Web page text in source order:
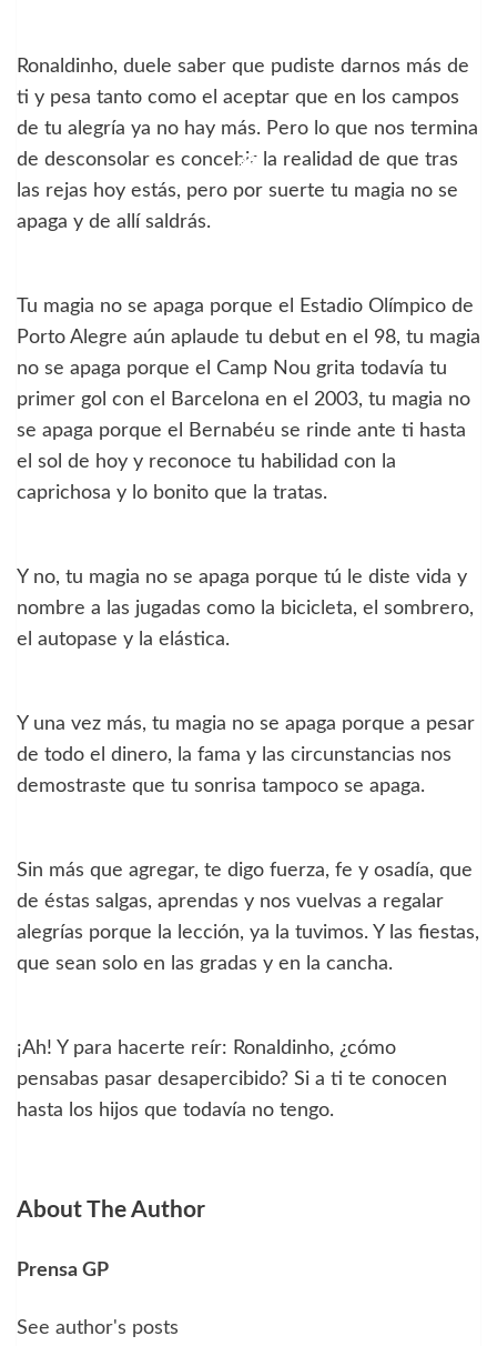
Ronaldinho, duele saber que pudiste darnos más de
ti y pesa tanto como el aceptar que en los campos
de tu alegría ya no hay más. Pero lo que nos termina
de desconsolar es concebir la realidad de que tras
las rejas hoy estás, pero por suerte tu magia no se
apaga y de allí saldrás.
Tu magia no se apaga porque el Estadio Olímpico de
Porto Alegre aún aplaude tu debut en el 98, tu magia
no se apaga porque el Camp Nou grita todavía tu
primer gol con el Barcelona en el 2003, tu magia no
se apaga porque el Bernabéu se rinde ante ti hasta
el sol de hoy y reconoce tu habilidad con la
caprichosa y lo bonito que la tratas.
Y no, tu magia no se apaga porque tú le diste vida y
nombre a las jugadas como la bicicleta, el sombrero,
el autopase y la elástica.
Y una vez más, tu magia no se apaga porque a pesar
de todo el dinero, la fama y las circunstancias nos
demostraste que tu sonrisa tampoco se apaga.
Sin más que agregar, te digo fuerza, fe y osadía, que
de éstas salgas, aprendas y nos vuelvas a regalar
alegrías porque la lección, ya la tuvimos. Y las fiestas,
que sean solo en las gradas y en la cancha.
¡Ah! Y para hacerte reír: Ronaldinho, ¿cómo
pensabas pasar desapercibido? Si a ti te conocen
hasta los hijos que todavía no tengo.
About The Author
Prensa GP
See author's posts